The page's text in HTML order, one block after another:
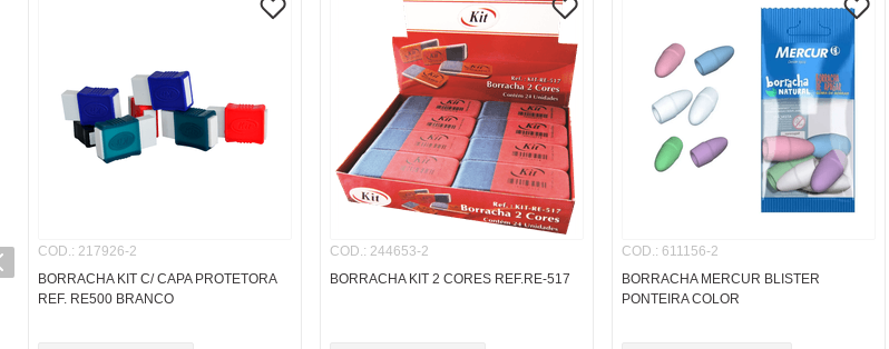
COD.: 217926-2
BORRACHA KIT C/ CAPA PROTETORA
REF. RE500 BRANCO
COD.: 244653-2
BORRACHA KIT 2 CORES REF.RE-517
COD.: 611156-2
BORRACHA MERCUR BLISTER
PONTEIRA COLOR